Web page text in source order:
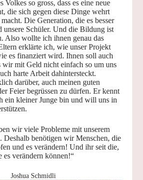
Volkes so gross, dass es eine neue
die sich gegen diese Dinge wehrt
Die Generation, die es besser
unsere Schüler. Und die Bildung ist
Also wollte ich ihnen genau das
erklärte ich, wie unser Projekt
es finanziert wird. Ihnen soll auch
wir mit Geld nicht einfach so um uns
harte Arbeit dahintersteckt.
darüber, auch meinen guten
Feier begrüssen zu dürfen. Er kennt
ein kleiner Junge bin und will uns in
wir viele Probleme mit unserem
Deshalb benötigen wir Menschen, die
und es verändern! Und ihr seit die,
es verändern können!“
Joshua Schmidli